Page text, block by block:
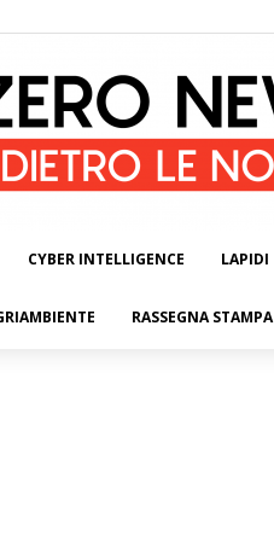
CYBER INTELLIGENCE LAPIDI
RASSEGNA STAMPA